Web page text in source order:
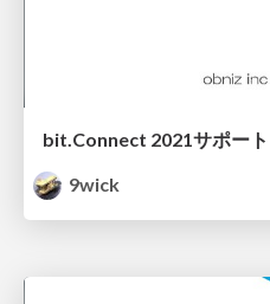
bit.Connect 2021サポート
9wick